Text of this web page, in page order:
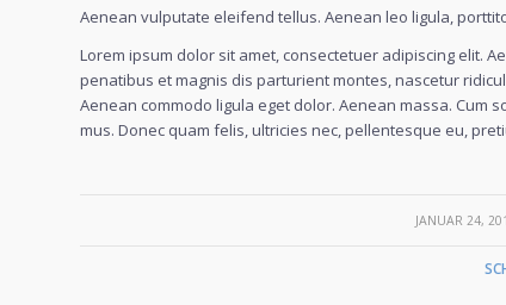
Aenean vulputate eleifend tellus. Aenean leo ligula,
Lorem ipsum dolor sit amet, consectetuer adipiscing elit.
penatibus et magnis dis parturient montes, nascetur
Aenean commodo ligula eget dolor. Aenean massa.
mus. Donec quam felis, ultricies nec, pellentesque eu,
JANUAR 24,
/